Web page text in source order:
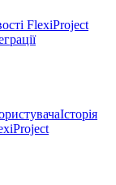
FlexiProject
Історія